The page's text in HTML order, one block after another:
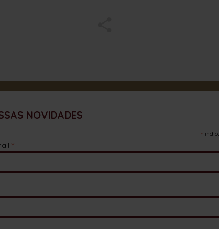
NOVIDADES
*
*